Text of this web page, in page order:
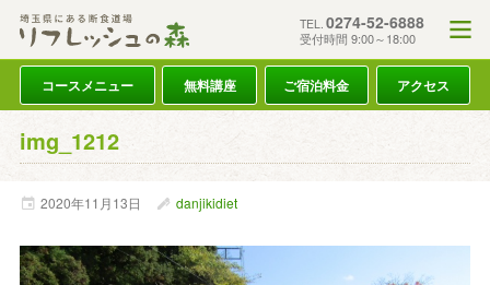
TEL. 0274-52-6888
受付時間 9:00～18:00
コースメニュー 無料講座 ご宿泊料金 アクセス
img_1212
2020年11月13日 danjikidiet